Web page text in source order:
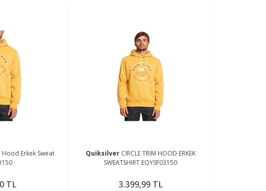
Hood Erkek Sweat
TL
Quiksilver CIRCLE TRIM HOOD ERKEK
SWEATSHIRT EQYSF03150
3.399,99 TL